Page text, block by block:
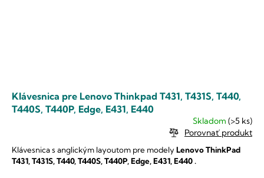
Klávesnica pre Lenovo Thinkpad T431, T431S, T440,
T440S, T440P, Edge, E431, E440
Skladom (>5 ks)
Porovnať produkt
Klávesnica s anglickým layoutom pre modelyLenovoThinkPad
T431, T431S, T440, T440S, T440P, Edge, E431, E440 .